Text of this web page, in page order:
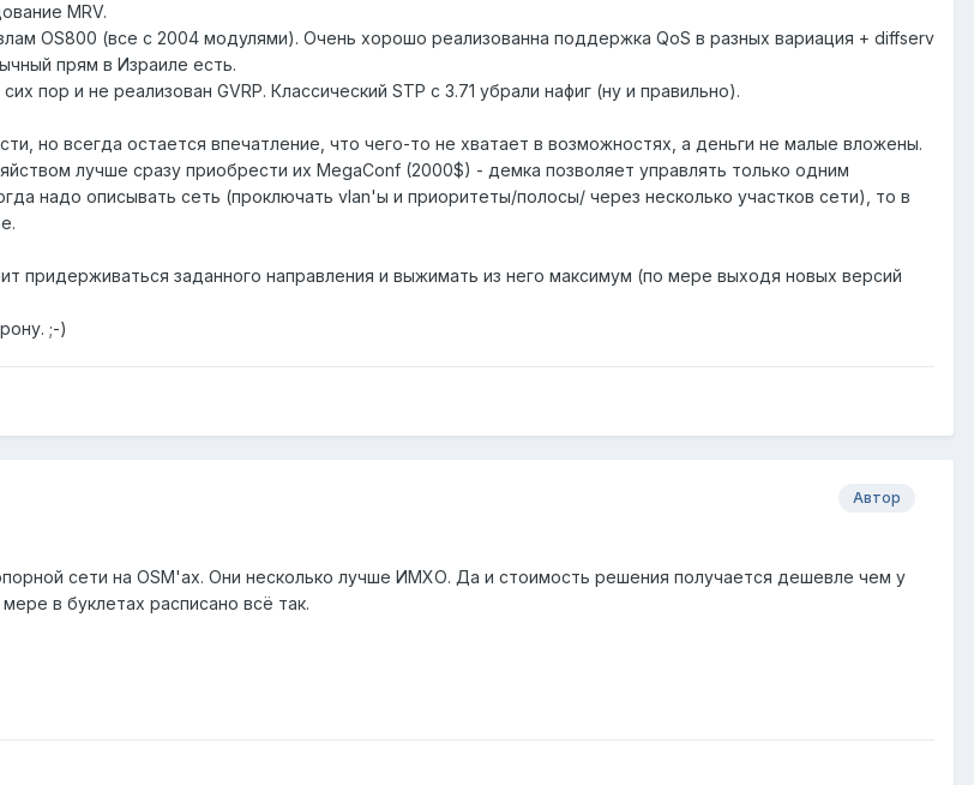
MRV.
OS800 (все с 2004 модулями). Очень хорошо реализованна поддержка QoS в разных вариация + diffserv
прям в Израиле есть.
пор и не реализован GVRP. Классический STP с 3.71 убрали нафиг (ну и правильно).
но всегда остается впечатление, что чего-то не хватает в возможностях, а деньги не малые вложены.
лучше сразу приобрести их MegaConf (2000$) - демка позволяет управлять только одним
надо описывать сеть (проключать vlan'ы и приоритеты/полосы/ через несколько участков сети), то в
придерживаться заданного направления и выжимать из него максимум (по мере выходя новых версий
;-)
Автор
сети на OSM'ах. Они несколько лучше ИМХО. Да и стоимость решения получается дешевле чем у
в буклетах расписано всё так.